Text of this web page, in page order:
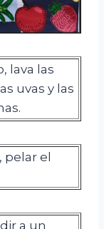
lava las
uvas y las
pelar el
a un